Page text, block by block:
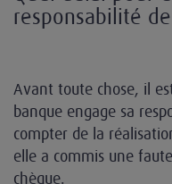
responsabilité
Avant toute chose, il
banque engage sa
compter de la
elle a commis une
chèque.